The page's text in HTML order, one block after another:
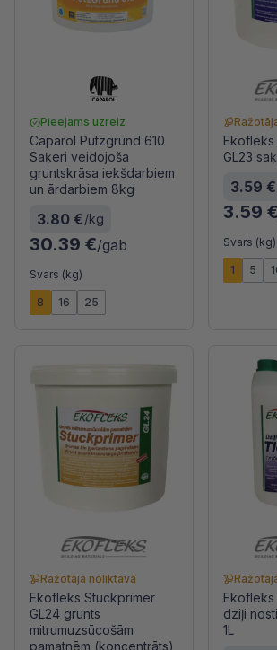
Pieejams uzreiz
Caparol Putzgrund 610
Saķeri veidojoša
gruntskrāsa iekšdarbiem
un ārdarbiem 8kg
3.80 €/kg
30.39 €/gab
Svars (kg)
8 16 25
GL23
3.59 €
3.59 €
Svars (kg)
1 5
Ražotāja noliktavā
Ekofleks Stuckprimer
GL24 grunts
mitrumuzsūcošām
pamatnēm (koncentrāts),
dziļi
1L